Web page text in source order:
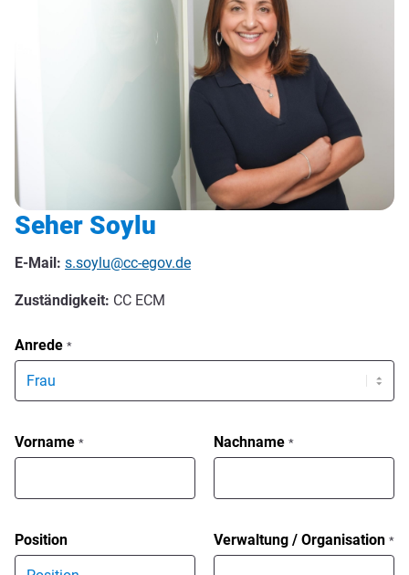
Seher Soylu
E-Mail: s.soylu@cc-egov.de
Zuständigkeit: CC ECM
Anrede *
Vorname * Nachname *
Position Verwaltung / Organisation *